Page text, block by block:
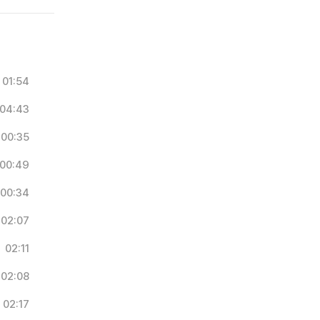
01:54
04:43
00:35
00:49
00:34
02:07
02:11
02:08
02:17